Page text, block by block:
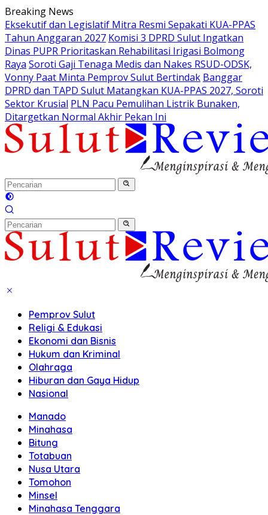
Langsung
ke
konten
Breaking News
Eksekutif dan Legislatif Mitra Resmi Sepakati KUA-PPAS
Tahun Anggaran 2027 Komisi 3 DPRD Sulut Ingatkan
Dinas PUPR Prioritaskan Rehabilitasi Irigasi Bolmong
Raya Soroti Gaji Tenaga Medis dan Nakes RSUD-ODSK,
Vonny Paat Minta Pemprov Sulut Bertindak Banggar
DPRD dan TAPD Sulut Matangkan KUA-PPAS 2027, Soroti
Sektor Krusial PLN Pacu Pemulihan Listrik Bunaken,
Ditargetkan Normal Akhir Pekan Ini
Pemprov Sulut
Religi & Edukasi
Ekonomi dan Bisnis
Hukum dan Kriminal
Olahraga
Hiburan dan Gaya Hidup
Nasional
Manado
Minahasa
Bitung
Totabuan
Nusa Utara
Tomohon
Minsel
Minahasa Tenggara